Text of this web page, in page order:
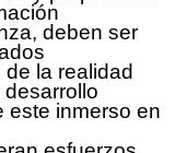
deben ser
la realidad
este inmerso en